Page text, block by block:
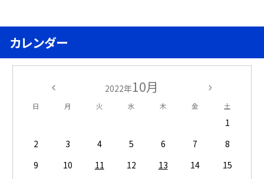
カレンダー
2022年10月
日 月 火 水 木 金 土
1
2
3 4 5 6 7
8
9
10 11 12 13 14
15